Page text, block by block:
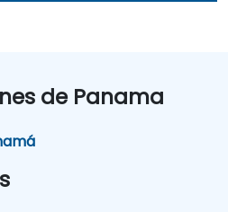
de Panama